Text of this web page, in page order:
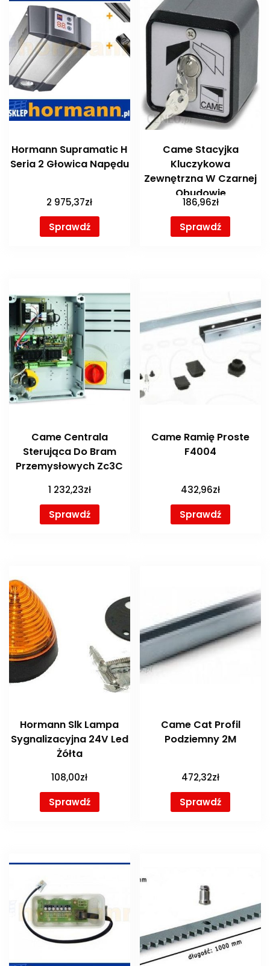
Hormann Supramatic H
Seria 2 Głowica Napędu
2 975,37zł
Sprawdź
Came Stacyjka
Kluczykowa
Zewnętrzna W Czarnej
Obudowie
186,96zł
Sprawdź
Came Centrala
Sterująca Do Bram
Przemysłowych Zc3C
1 232,23zł
Sprawdź
Came Ramię Proste
F4004
432,96zł
Sprawdź
Hormann Slk Lampa
Sygnalizacyjna 24V Led
Żółta
108,00zł
Sprawdź
Came Cat Profil
Podziemny 2M
472,32zł
Sprawdź